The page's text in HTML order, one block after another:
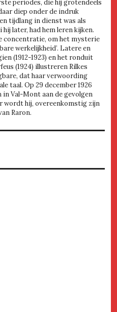
periodes, die hij grotendeels
diep onder de indruk
tijdlang in dienst was als
later, had hem leren kijken.
concentratie, om het mysterie
werkelijkheid’. Latere en
(1912-1923) en het ronduit
(1924) illustreren Rilkes
dat haar verwoording
taal. Op 29 december 1926
Val-Mont aan de gevolgen
wordt hij, overeenkomstig zijn
Raron.